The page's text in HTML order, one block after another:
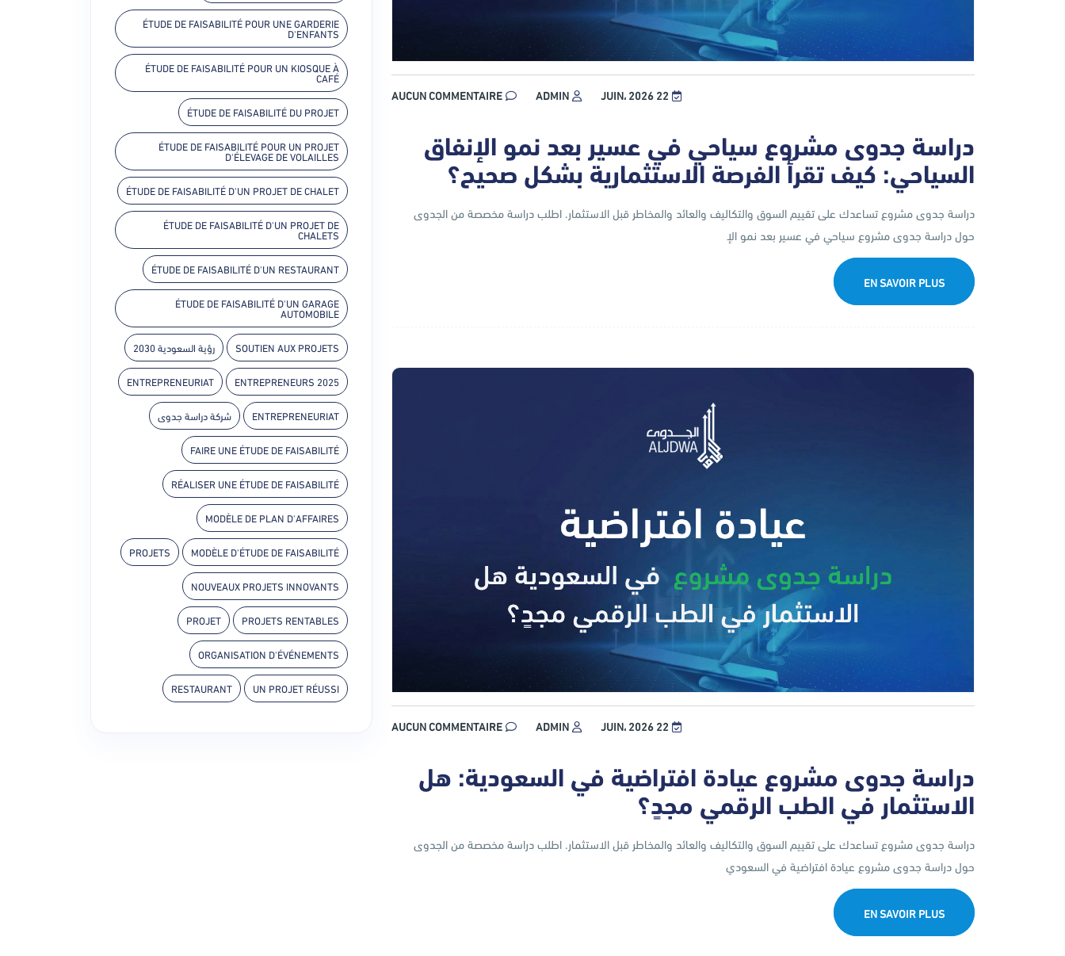
22 JUIN، 2026 ADMIN
AUCUN COMMENTAIRE
دراسة جدوى مشروع سياحي في عسير بعد نمو الإنفاق
السياحي: كيف تقرأ الفرصة الاستثمارية بشكل صحيح؟
دراسة جدوى مشروع تساعدك على تقييم السوق والتكاليف والعائد والمخاطر قبل الاستثمار. اطلب دراسة مخصصة من الجدوى
حول دراسة جدوى مشروع سياحي في عسير بعد نمو الإ
EN SAVOIR PLUS
22 JUIN، 2026 ADMIN
AUCUN COMMENTAIRE
دراسة جدوى مشروع عيادة افتراضية في السعودية: هل
الاستثمار في الطب الرقمي مجدٍ؟
دراسة جدوى مشروع تساعدك على تقييم السوق والتكاليف والعائد والمخاطر قبل الاستثمار. اطلب دراسة مخصصة من الجدوى
حول دراسة جدوى مشروع عيادة افتراضية في السعودي
EN SAVOIR PLUS
ÉTUDE DE FAISABILITÉ POUR UNE GARDERIE
D'ENFANTS
ÉTUDE DE FAISABILITÉ POUR UN KIOSQUE À
CAFÉ
ÉTUDE DE FAISABILITÉ DU PROJET
ÉTUDE DE FAISABILITÉ POUR UN PROJET
D'ÉLEVAGE DE VOLAILLES
ÉTUDE DE FAISABILITÉ D'UN PROJET DE CHALET
ÉTUDE DE FAISABILITÉ D'UN PROJET DE
CHALETS
ÉTUDE DE FAISABILITÉ D'UN RESTAURANT
ÉTUDE DE FAISABILITÉ D'UN GARAGE
AUTOMOBILE
SOUTIEN AUX PROJETS رؤية السعودية 2030
ENTREPRENEURS 2025
ENTREPRENEURIAT
ENTREPRENEURIAT شركة دراسة جدوى
FAIRE UNE ÉTUDE DE FAISABILITÉ
RÉALISER UNE ÉTUDE DE FAISABILITÉ
MODÈLE DE PLAN D'AFFAIRES
MODÈLE D'ÉTUDE DE FAISABILITÉ
PROJETS
NOUVEAUX PROJETS INNOVANTS
PROJETS RENTABLES
PROJET
ORGANISATION D'ÉVÉNEMENTS
UN PROJET RÉUSSI
RESTAURANT